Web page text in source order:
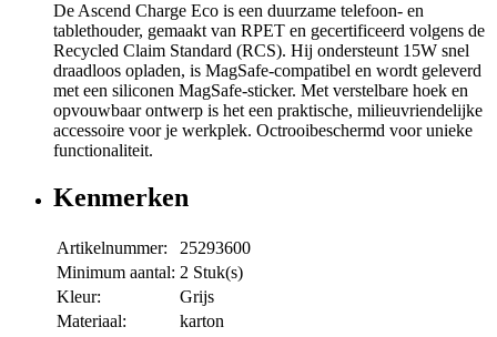
De Ascend Charge Eco is een duurzame telefoon- en
tablethouder, gemaakt van RPET en gecertificeerd volgens de
Recycled Claim Standard (RCS). Hij ondersteunt 15W snel
draadloos opladen, is MagSafe-compatibel en wordt geleverd
met een siliconen MagSafe-sticker. Met verstelbare hoek en
opvouwbaar ontwerp is het een praktische, milieuvriendelijke
accessoire voor je werkplek. Octrooibeschermd voor unieke
functionaliteit.
Kenmerken
Artikelnummer:
25293600
Minimum aantal: 2 Stuk(s)
Kleur:
Grijs
Materiaal:
karton